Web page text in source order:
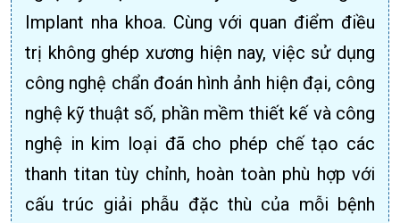
Implant nha khoa. Cùng với quan điểm điều
trị không ghép xương hiện nay, việc sử dụng
công nghệ chẩn đoán hình ảnh hiện đại, công
nghệ kỹ thuật số, phần mềm thiết kế và công
nghệ in kim loại đã cho phép chế tạo các
thanh titan tùy chỉnh, hoàn toàn phù hợp với
cấu trúc giải phẫu đặc thù của mỗi bệnh